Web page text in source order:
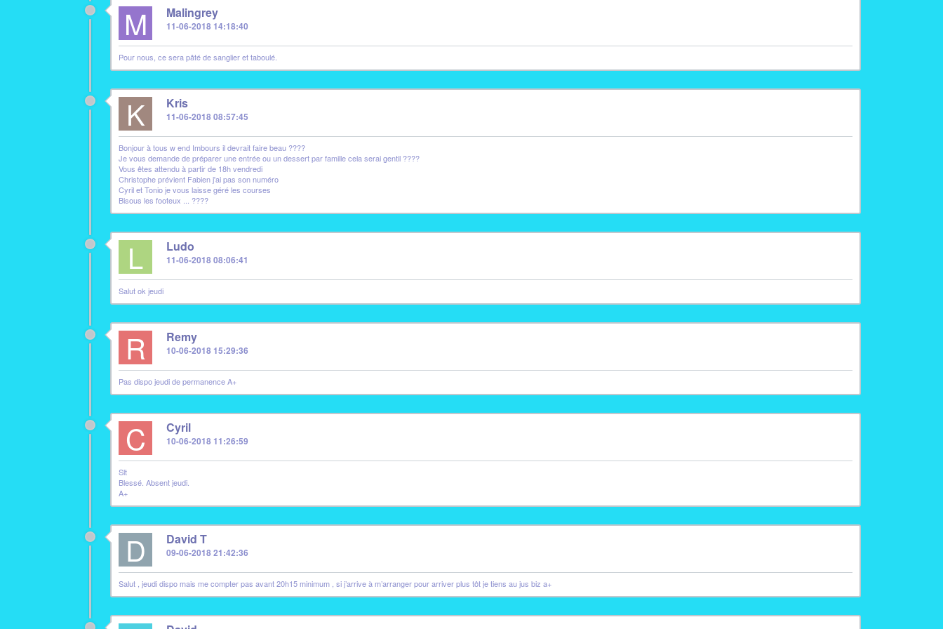
M Malingrey
11-06-2018 14:18:40
Pour nous, ce sera pâté de sanglier et taboulé.
K Kris
11-06-2018 08:57:45
Bonjour à tous w end Imbours il devrait faire beau ????
Je vous demande de préparer une entrée ou un dessert par famille cela serai gentil ????
Vous êtes attendu à partir de 18h vendredi
Christophe prévient Fabien j'ai pas son numéro
Cyril et Tonio je vous laisse géré les courses
Bisous les footeux ... ????
L Ludo
11-06-2018 08:06:41
Salut ok jeudi
R Remy
10-06-2018 15:29:36
Pas dispo jeudi de permanence A+
C Cyril
10-06-2018 11:26:59
Slt
Blessé. Absent jeudi.
A+
D David T
09-06-2018 21:42:36
Salut , jeudi dispo mais me compter pas avant 20h15 minimum , si j’arrive à m’arranger pour arriver plus tôt je tiens au jus biz a+